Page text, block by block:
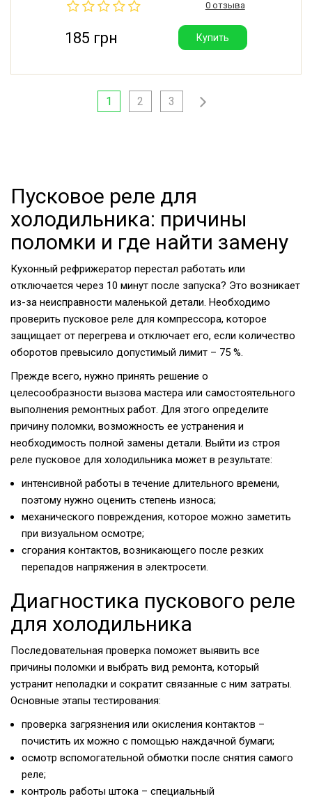
0 отзыва
185 грн Купить
1 2 3
Пусковое реле для
холодильника: причины
поломки и где найти замену
Кухонный рефрижератор перестал работать или
отключается через 10 минут после запуска? Это возникает
из-за неисправности маленькой детали. Необходимо
проверить пусковое реле для компрессора, которое
защищает от перегрева и отключает его, если количество
оборотов превысило допустимый лимит – 75 %.
Прежде всего, нужно принять решение о
целесообразности вызова мастера или самостоятельного
выполнения ремонтных работ. Для этого определите
причину поломки, возможность ее устранения и
необходимость полной замены детали. Выйти из строя
реле пусковое для холодильника может в результате:
интенсивной работы в течение длительного времени,
поэтому нужно оценить степень износа;
механического повреждения, которое можно заметить
при визуальном осмотре;
сгорания контактов, возникающего после резких
перепадов напряжения в электросети.
Диагностика пускового реле
для холодильника
Последовательная проверка поможет выявить все
причины поломки и выбрать вид ремонта, который
устранит неполадки и сократит связанные с ним затраты.
Основные этапы тестирования:
проверка загрязнения или окисления контактов –
почистить их можно с помощью наждачной бумаги;
осмотр вспомогательной обмотки после снятия самого
реле;
контроль работы штока – специальный